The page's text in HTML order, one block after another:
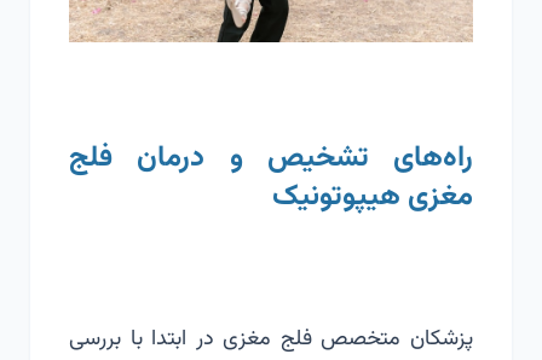
راه‌های تشخیص و درمان فلج
مغزی هیپوتونیک
پزشکان متخصص فلج مغزی در ابتدا با بررسی